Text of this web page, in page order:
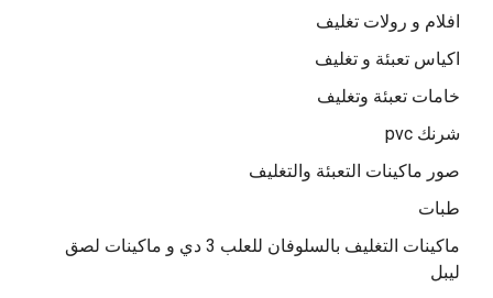
افلام و رولات تغليف
اكياس تعبئة و تغليف
خامات تعبئة وتغليف
شرنك pvc
صور ماكينات التعبئة والتغليف
طبات
ماكينات التغليف بالسلوفان للعلب 3 دي و ماكينات لصق
ليبل